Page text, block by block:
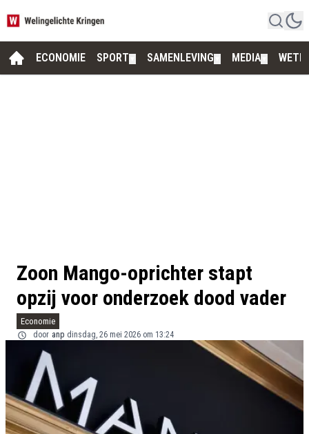
ECONOMIE SPORT SAMENLEVING MEDIA
Zoon Mango-oprichter stapt
opzij voor onderzoek dood vader
Economie
door anp dinsdag, 26 mei 2026 om 13:24